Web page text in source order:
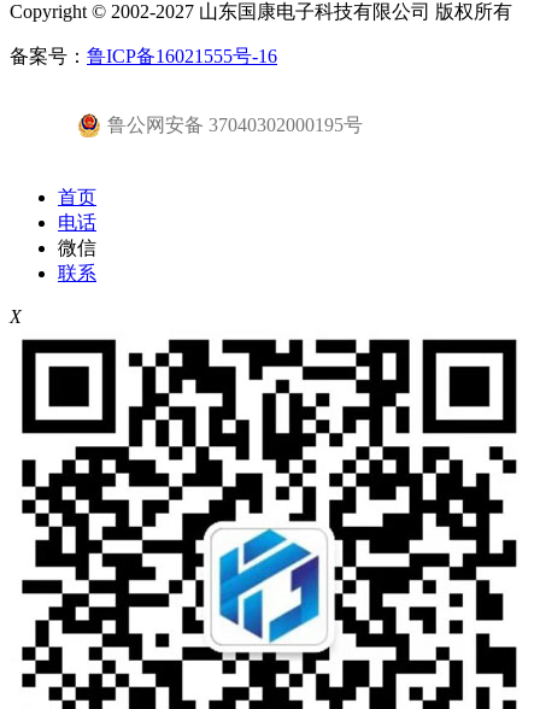
Copyright © 2002-2027 山东国康电子科技有限公司 版权所有
备案号： 鲁ICP备16021555号-16
鲁公网安备 37040302000195号
首页
电话
微信
联系
X